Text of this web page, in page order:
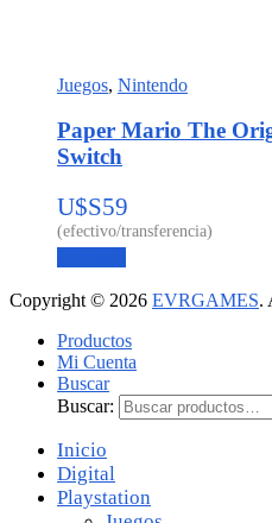
Juegos, Nintendo
Paper Mario The
Switch
U$S59
Copyright © 2026 EVRGAMES.
Productos
Mi Cuenta
Buscar
Buscar:
Inicio
Digital
Playstation